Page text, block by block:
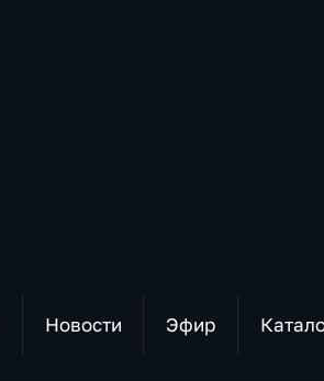
Новости Эфир